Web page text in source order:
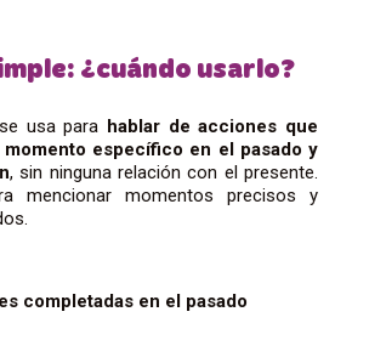
¿cuándo usarlo?
usa para hablar de acciones que
específico en el pasado y
, sin ninguna relación con el presente.
mencionar momentos precisos y
completadas en el pasado